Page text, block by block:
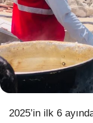
2025’in ilk 6